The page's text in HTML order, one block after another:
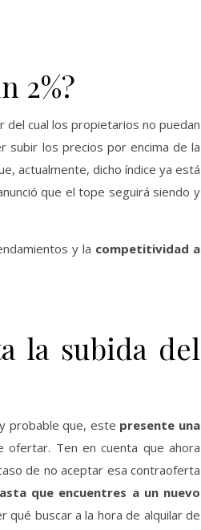
2%?
del cual los propietarios no puedan
subir los precios por encima de la
actualmente, dicho índice ya está
que el tope seguirá siendo y
y la competitividad a
la subida del
probable que, este presente una
ofertar. Ten en cuenta que ahora
de no aceptar esa contraoferta
que encuentres a un nuevo
qué buscar a la hora de alquilar de